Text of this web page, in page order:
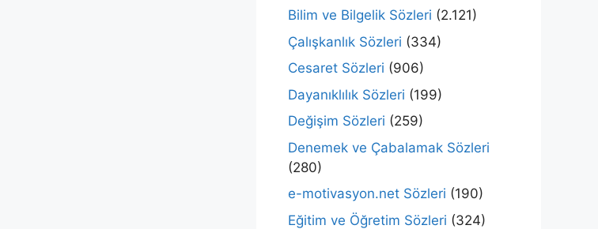
Bilim ve Bilgelik Sözleri (2.121)
Çalışkanlık Sözleri (334)
Cesaret Sözleri (906)
Dayanıklılık Sözleri (199)
Değişim Sözleri (259)
Denemek ve Çabalamak Sözleri
(280)
e-motivasyon.net Sözleri (190)
Eğitim ve Öğretim Sözleri (324)